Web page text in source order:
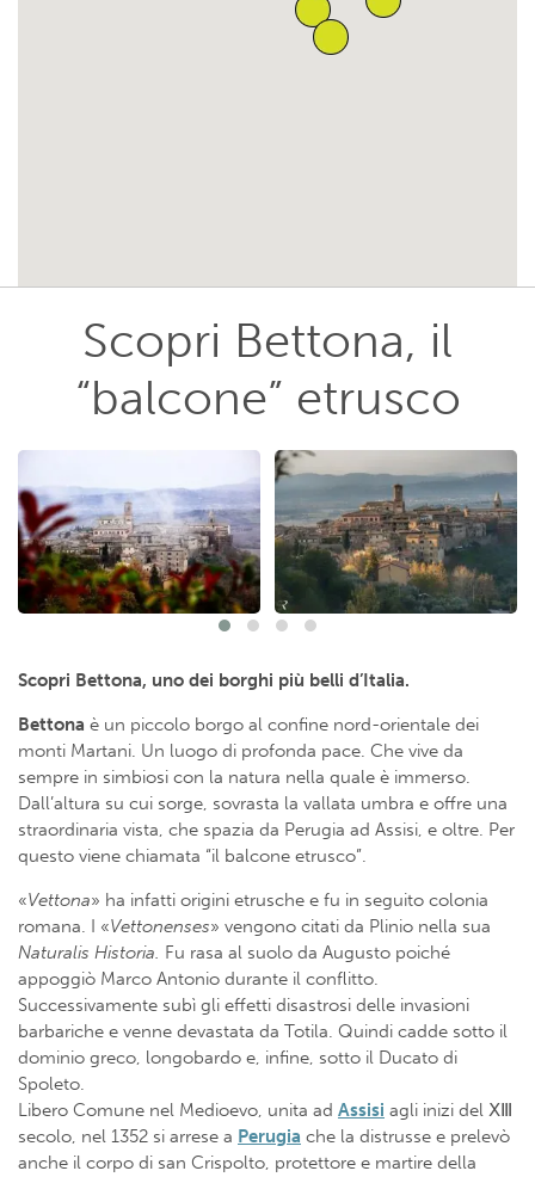
Scopri Bettona, il
“balcone” etrusco
Scopri Bettona, uno dei borghi più belli d’Italia.
Bettona è un piccolo borgo al confine nord-orientale dei
monti Martani. Un luogo di profonda pace. Che vive da
sempre in simbiosi con la natura nella quale è immerso.
Dall’altura su cui sorge, sovrasta la vallata umbra e offre una
straordinaria vista, che spazia da Perugia ad Assisi, e oltre. Per
questo viene chiamata “il balcone etrusco”.
«Vettona» ha infatti origini etrusche e fu in seguito colonia
romana. I «Vettonenses» vengono citati da Plinio nella sua
Naturalis Historia. Fu rasa al suolo da Augusto poiché
appoggiò Marco Antonio durante il conflitto.
Successivamente subì gli effetti disastrosi delle invasioni
barbariche e venne devastata da Totila. Quindi cadde sotto il
dominio greco, longobardo e, infine, sotto il Ducato di
Spoleto.
Libero Comune nel Medioevo, unita ad Assisi agli inizi del ⅩⅢ
secolo, nel 1352 si arrese a Perugia che la distrusse e prelevò
anche il corpo di san Crispolto, protettore e martire della